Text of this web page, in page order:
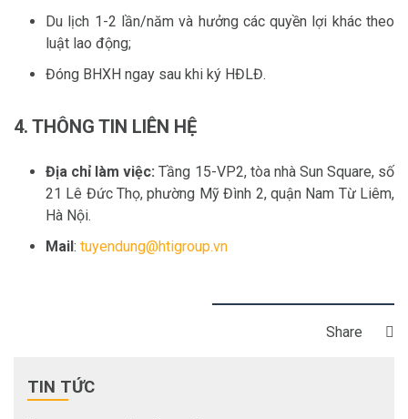
TIN TỨC
Du lịch 1-2 lần/năm và hưởng các quyền lợi khác theo
luật lao động;
Đóng BHXH ngay sau khi ký HĐLĐ.
4. THÔNG TIN LIÊN HỆ
Địa chỉ làm việc:Tầng 15-VP2, tòa nhà Sun Square, số
21 Lê Đức Thọ, phường Mỹ Đình 2, quận Nam Từ Liêm,
Hà Nội.
Mail: tuyendung@htigroup.vn
Share